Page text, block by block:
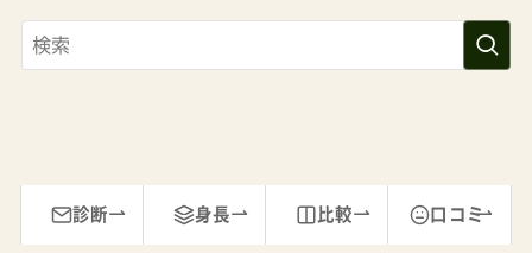
リ
ー
診断 身長 比較 口コミ